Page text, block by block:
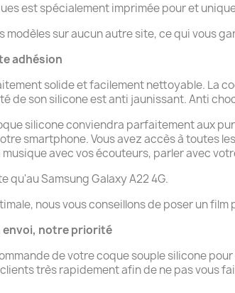
est spécialement imprimée pour et
modèles sur aucun autre site, ce qui vous
adhésion
solide et facilement nettoyable. La
de son silicone est anti jaunissant. Anti
silicone conviendra parfaitement aux
smartphone. Vous avez accès à toutes
avec vos écouteurs, parler avec
qu'au Samsung Galaxy A22 4G.
nous vous conseillons de poser un
envoi, notre priorité
de votre coque souple silicone
très rapidement afin de ne pas vous